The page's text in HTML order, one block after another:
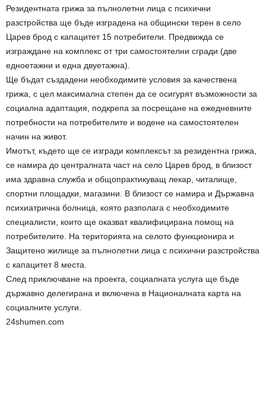
Резидентната грижа за пълнолетни лица с психични
разстройства ще бъде изградена на общински терен в село
Царев брод с капацитет 15 потребители. Предвижда се
изграждане на комплекс от три самостоятелни сгради (две
едноетажни и една двуетажна).
Ще бъдат създадени необходимите условия за качествена
грижа, с цел максимална степен да се осигурят възможности за
социална адаптация, подкрепа за посрещане на ежедневните
потребности на потребителите и водене на самостоятелен
начин на живот.
Имотът, където ще се изгради комплексът за резидентна грижа,
се намира до централната част на село Царев брод, в близост
има здравна служба и общопрактикуващ лекар, читалище,
спортни площадки, магазини. В близост се намира и Държавна
психиатрична болница, която разполага с необходимите
специалисти, които ще оказват квалифицирана помощ на
потребителите. На територията на селото функционира и
Защитено жилище за пълнолетни лица с психични разстройства
с капацитет 8 места.
След приключване на проекта, социалната услуга ще бъде
държавно делегирана и включена в Националната карта на
социалните услуги.
24shumen.com